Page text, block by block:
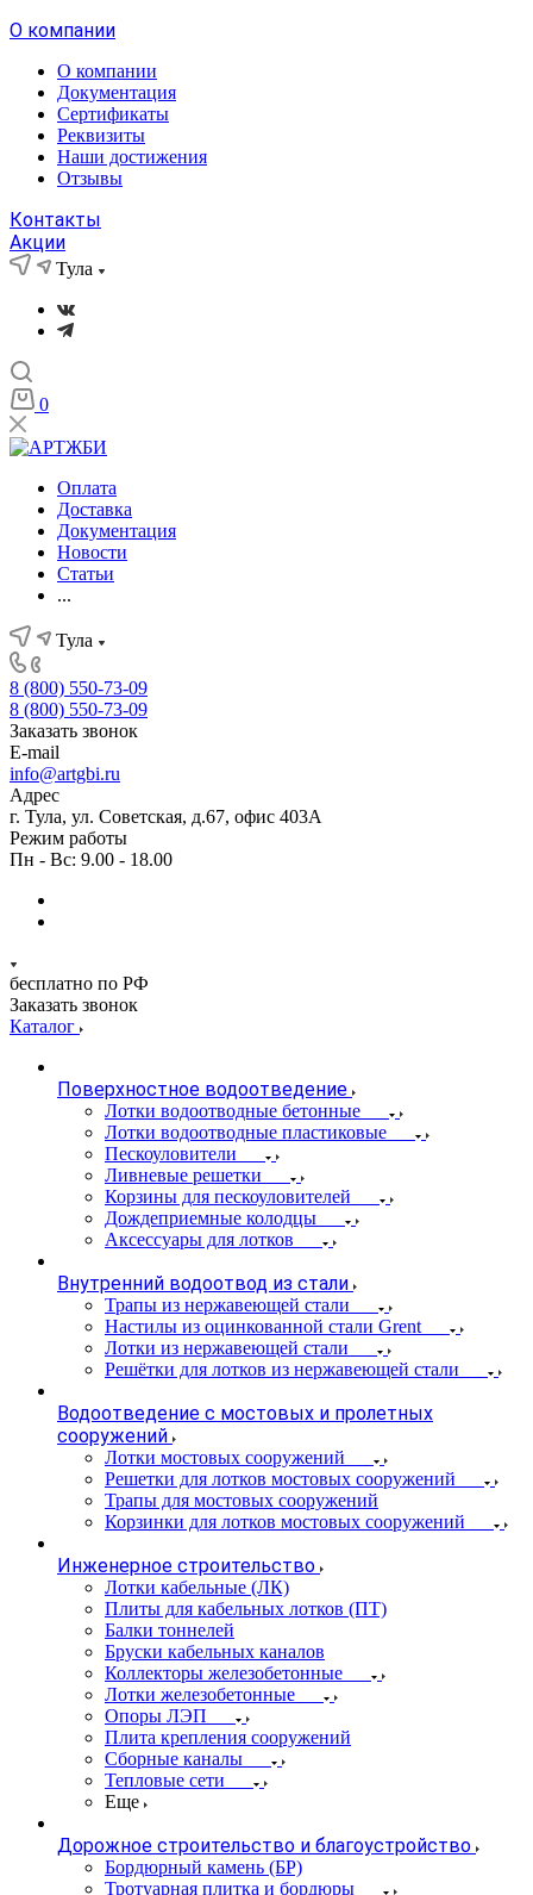
О компании
О компании
Документация
Сертификаты
Реквизиты
Наши достижения
Отзывы
Контакты
Акции
Тула
0
Оплата
Доставка
Документация
Новости
Статьи
...
Тула
8 (800) 550-73-09
8 (800) 550-73-09
Заказать звонок
E-mail
info@artgbi.ru
Адрес
г. Тула, ул. Советская, д.67, офис 403А
Режим работы
Пн - Вс: 9.00 - 18.00
бесплатно по РФ
Заказать звонок
Каталог
Поверхностное водоотведение
Лотки водоотводные бетонные
Лотки водоотводные пластиковые
Пескоуловители
Ливневые решетки
Корзины для пескоуловителей
Дождеприемные колодцы
Аксессуары для лотков
Внутренний водоотвод из стали
Трапы из нержавеющей стали
Настилы из оцинкованной стали Grent
Лотки из нержавеющей стали
Решётки для лотков из нержавеющей стали
Водоотведение с мостовых и пролетных
сооружений
Лотки мостовых сооружений
Решетки для лотков мостовых сооружений
Трапы для мостовых сооружений
Корзинки для лотков мостовых сооружений
Инженерное строительство
Лотки кабельные (ЛК)
Плиты для кабельных лотков (ПТ)
Балки тоннелей
Бруски кабельных каналов
Коллекторы железобетонные
Лотки железобетонные
Опоры ЛЭП
Плита крепления сооружений
Сборные каналы
Тепловые сети
Еще
Дорожное строительство и благоустройство
Бордюрный камень (БР)
Тротуарная плитка и бордюры